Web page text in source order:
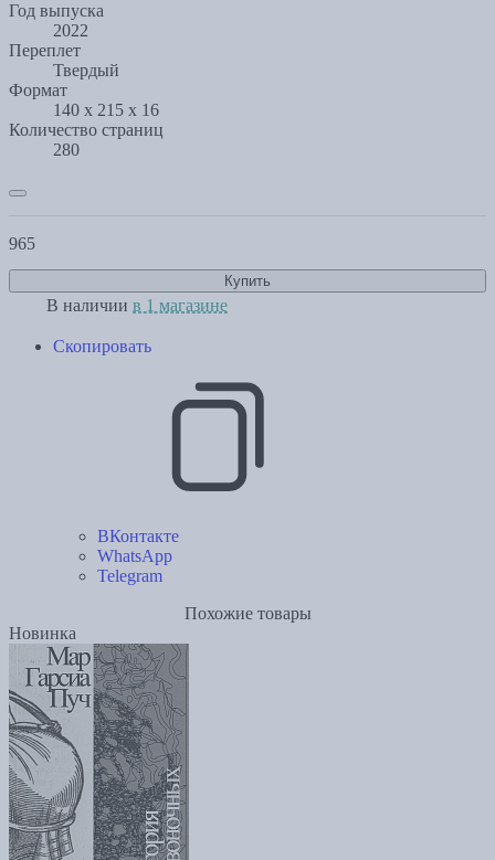
Год выпуска
2022
Переплет
Твердый
Формат
140 x 215 x 16
Количество страниц
280
965
Купить
В наличии в 1 магазине
Скопировать
ВКонтакте
WhatsApp
Telegram
Похожие товары
Новинка